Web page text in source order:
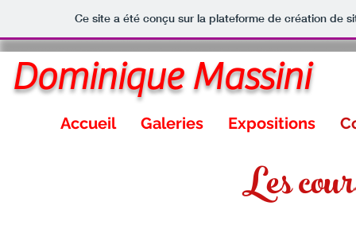
Ce site a été conçu sur la plateforme de création de
Dominique Massini
Accueil Galeries Expositions
Les